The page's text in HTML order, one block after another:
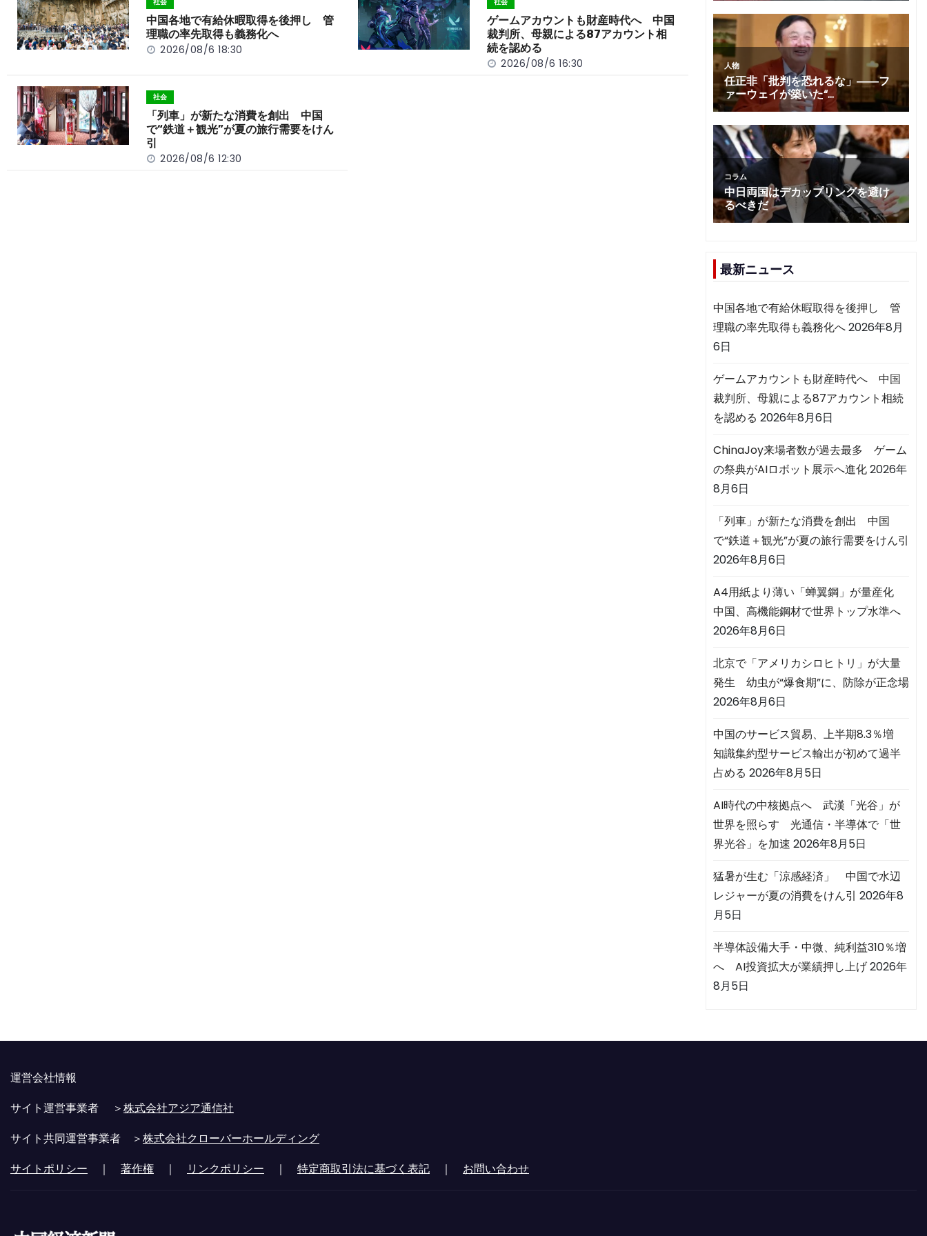
o
k
k
中国各地で有給休暇取得を後押し 管
理職の率先取得も義務化へ
2026/08/6 18:30
ゲームアカウントも財産時代へ 中国
裁判所、母親による87アカウント相
続を認める
2026/08/6 16:30
社会
「列車」が新たな消費を創出 中国
で“鉄道＋観光”が夏の旅行需要をけん
引
2026/08/6 12:30
最新ニュース
中国各地で有給休暇取得を後押し 管
理職の率先取得も義務化へ2026年8月
6日
ゲームアカウントも財産時代へ 中国
裁判所、母親による87アカウント相続
を認める 2026年8月6日
ChinaJoy来場者数が過去最多 ゲーム
の祭典がAIロボット展示へ進化2026年
8月6日
「列車」が新たな消費を創出 中国
で“鉄道＋観光”が夏の旅行需要をけん引
2026年8月6日
A4用紙より薄い「蝉翼鋼」が量産化
中国、高機能鋼材で世界トップ水準へ
2026年8月6日
北京で「アメリカシロヒトリ」が大量
発生 幼虫が“爆食期”に、防除が正念場
2026年8月6日
中国のサービス貿易、上半期8.3％増
知識集約型サービス輸出が初めて過半
占める 2026年8月5日
AI時代の中核拠点へ 武漢「光谷」が
世界を照らす 光通信・半導体で「世
界光谷」を加速 2026年8月5日
猛暑が生む「涼感経済」 中国で水辺
レジャーが夏の消費をけん引 2026年8
月5日
半導体設備大手・中微、純利益310％増
へ AI投資拡大が業績押し上げ2026年
8月5日
運営会社情報
サイト運営事業者 ＞株式会社アジア通信社
サイト共同運営事業者 ＞株式会社クローバーホールディング
サイトポリシー ｜ 著作権 ｜ リンクポリシー ｜ 特定商取引法に基づく表記 ｜ お問い合わせ